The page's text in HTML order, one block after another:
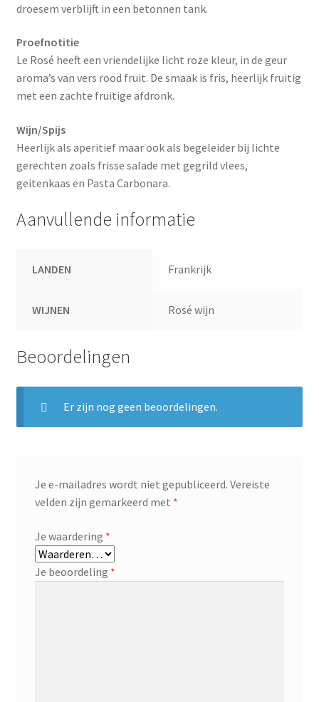
droesem verblijft in een betonnen tank.
Proefnotitie
Le Rosé heeft een vriendelijke licht roze kleur, in de geur
aroma’s van vers rood fruit. De smaak is fris, heerlijk fruitig
met een zachte fruitige afdronk.
Wijn/Spijs
Heerlijk als aperitief maar ook als begeleider bij lichte
gerechten zoals frisse salade met gegrild vlees,
geitenkaas en Pasta Carbonara.
Aanvullende informatie
LANDEN Frankrijk
WIJNEN Rosé wijn
Beoordelingen
Er zijn nog geen beoordelingen.
Je e-mailadres wordt niet gepubliceerd. Vereiste
velden zijn gemarkeerd met *
Je waardering *
Je beoordeling *